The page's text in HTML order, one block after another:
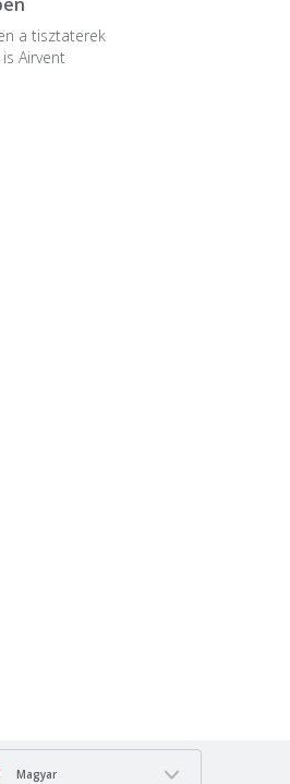
a tiszta­terek
Airvent
Magyar